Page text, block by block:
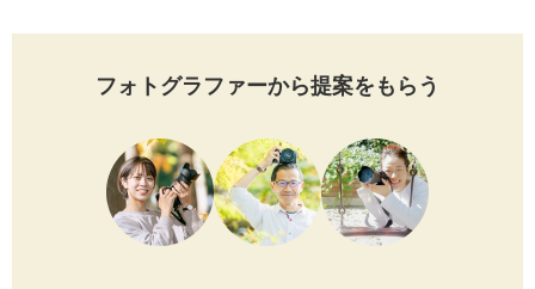
フォトグラファーから提案をもらう